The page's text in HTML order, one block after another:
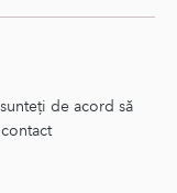
de acord să